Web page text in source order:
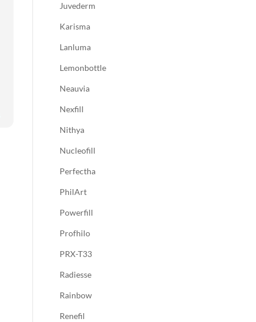
Juvederm
Karisma
Lanluma
Lemonbottle
Neauvia
Nexfill
Nithya
Nucleofill
Perfectha
PhilArt
Powerfill
Profhilo
PRX-T33
Radiesse
Rainbow
Renefil